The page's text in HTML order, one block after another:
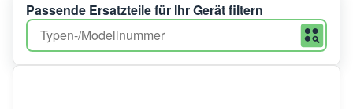
Passende Ersatzteile für Ihr Gerät filtern